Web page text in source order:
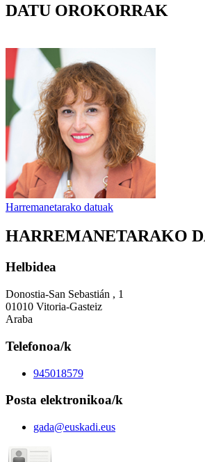
DATU OROKORRAK
Harremanetarako datuak
HARREMANETARAKO
Helbidea
Donostia-San Sebastián , 1
01010 Vitoria-Gasteiz
Araba
Telefonoa/k
945018579
Posta elektronikoa/k
gada@euskadi.eus